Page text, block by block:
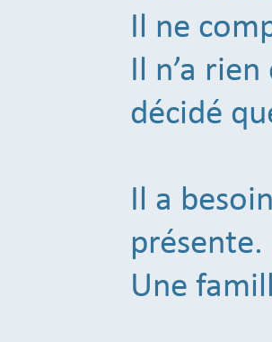
Il ne
Il n’a
décidé
Il a
présente.
Une